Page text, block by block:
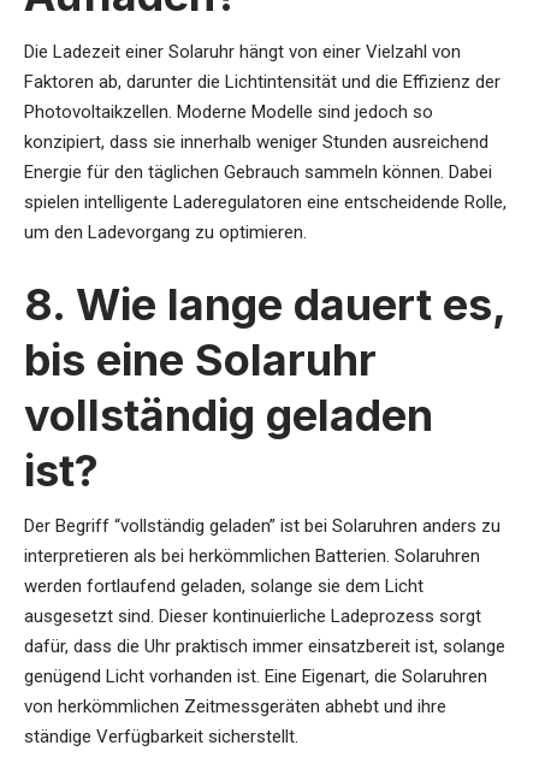
Die Ladezeit einer Solaruhr hängt von einer Vielzahl von
Faktoren ab, darunter die Lichtintensität und die Effizienz der
Photovoltaikzellen. Moderne Modelle sind jedoch so
konzipiert, dass sie innerhalb weniger Stunden ausreichend
Energie für den täglichen Gebrauch sammeln können. Dabei
spielen intelligente Laderegulatoren eine entscheidende Rolle,
um den Ladevorgang zu optimieren.
8. Wie lange dauert es,
bis eine Solaruhr
vollständig geladen
ist?
Der Begriff “vollständig geladen” ist bei Solaruhren anders zu
interpretieren als bei herkömmlichen Batterien. Solaruhren
werden fortlaufend geladen, solange sie dem Licht
ausgesetzt sind. Dieser kontinuierliche Ladeprozess sorgt
dafür, dass die Uhr praktisch immer einsatzbereit ist, solange
genügend Licht vorhanden ist. Eine Eigenart, die Solaruhren
von herkömmlichen Zeitmessgeräten abhebt und ihre
ständige Verfügbarkeit sicherstellt.